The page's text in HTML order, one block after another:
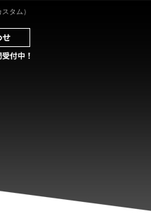
タム）